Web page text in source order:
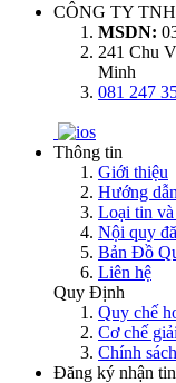
CÔNG TY
MSDN:
241 Chu
Minh
081 247
Thông tin
Giới thiệu
Hướng
Loại tin và
Nội quy
Bản Đồ
Liên hệ
Quy Định
Quy chế
Cơ chế
Chính
Đăng ký nhận tin